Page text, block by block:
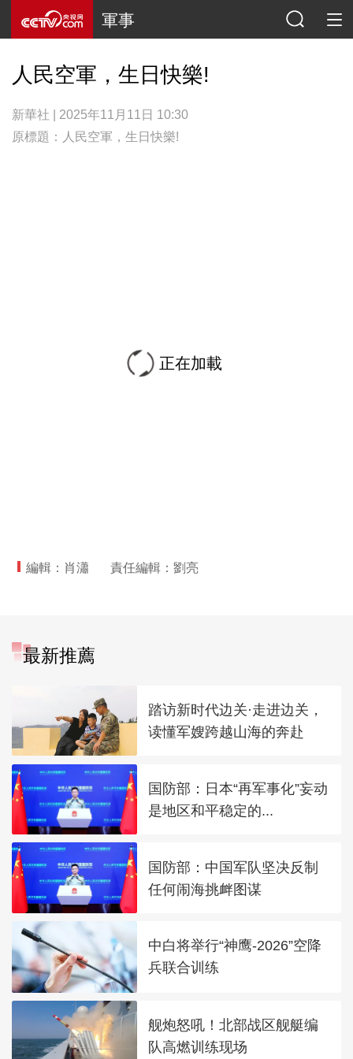
軍事
人民空軍，生日快樂!
新華社 | 2025年11月11日 10:30
原標題：人民空軍，生日快樂!
正在加載
編輯：肖瀟 責任編輯：劉亮
最新推薦
踏访新时代边关·走进边关，
读懂军嫂跨越山海的奔赴
国防部：日本“再军事化”妄动
是地区和平稳定的...
国防部：中国军队坚决反制
任何闹海挑衅图谋
中白将举行“神鹰-2026”空降
兵联合训练
舰炮怒吼！北部战区舰艇编
队高燃训练现场